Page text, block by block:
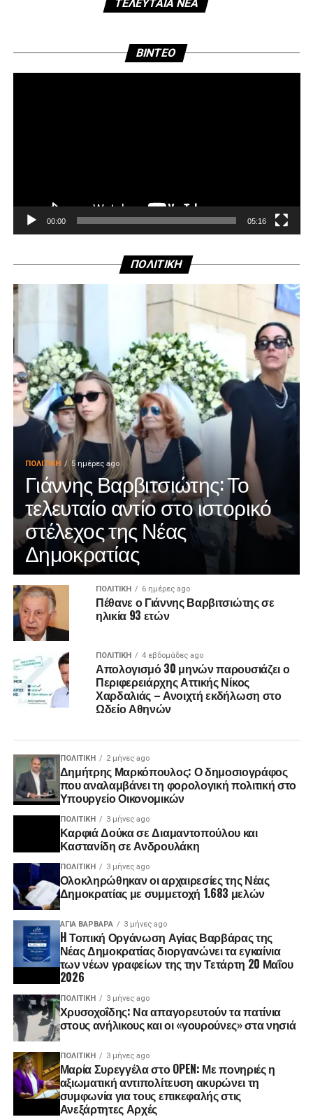
ΤΕΛΕΥΤΑΊΑ ΝΈΑ
BINTEO
00:00 05:16
ΠΟΛΙΤΙΚΗ
ΠΟΛΙΤΙΚΉ 5 ημέρες ago
Γιάννης Βαρβιτσιώτης: Το
τελευταίο αντίο στο ιστορικό
στέλεχος της Νέας
Δημοκρατίας
ΠΟΛΙΤΙΚΉ 6 ημέρες ago
Πέθανε ο Γιάννης Βαρβιτσιώτης σε
ηλικία 93 ετών
ΠΟΛΙΤΙΚΉ 4 εβδομάδες ago
Απολογισμό 30 μηνών παρουσιάζει ο
Περιφερειάρχης Αττικής Νίκος
Χαρδαλιάς – Ανοιχτή εκδήλωση στο
Ωδείο Αθηνών
ΠΟΛΙΤΙΚΉ 2 μήνες ago
Δημήτρης Μαρκόπουλος: Ο δημοσιογράφος
που αναλαμβάνει τη φορολογική πολιτική στο
Υπουργείο Οικονομικών
ΠΟΛΙΤΙΚΉ 3 μήνες ago
Καρφιά Δούκα σε Διαμαντοπούλου και
Καστανίδη σε Ανδρουλάκη
ΠΟΛΙΤΙΚΉ 3 μήνες ago
Ολοκληρώθηκαν οι αρχαιρεσίες της Νέας
Δημοκρατίας με συμμετοχή 1.683 μελών
ΑΓΙΑ ΒΑΡΒΑΡΑ 3 μήνες ago
H Τοπική Οργάνωση Αγίας Βαρβάρας της
Νέας Δημοκρατίας διοργανώνει τα εγκαίνια
των νέων γραφείων της την Τετάρτη 20 Μαΐου
2026
ΠΟΛΙΤΙΚΉ 3 μήνες ago
Χρυσοχοΐδης: Να απαγορευτούν τα πατίνια
στους ανήλικους και οι «γουρούνες» στα νησιά
ΠΟΛΙΤΙΚΉ 3 μήνες ago
Μαρία Συρεγγέλα στο OPEN: Με πονηριές η
αξιωματική αντιπολίτευση ακυρώνει τη
συμφωνία για τους επικεφαλής στις
Ανεξάρτητες Αρχές